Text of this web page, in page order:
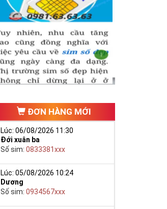
ĐƠN HÀNG MỚI
Lúc: 06/08/2026 11:30
Đới xuân ba
Số sim:0833381xxx
Lúc: 05/08/2026 10:24
Dương
Số sim:0934567xxx